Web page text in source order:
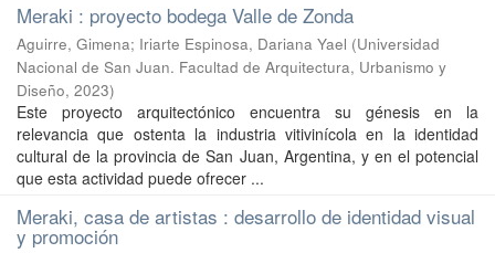
Meraki : proyecto bodega Valle de Zonda
Aguirre, Gimena; Iriarte Espinosa, Dariana Yael (Universidad
Nacional de San Juan. Facultad de Arquitectura, Urbanismo y
Diseño, 2023)
Este proyecto arquitectónico encuentra su génesis en la
relevancia que ostenta la industria vitivinícola en la identidad
cultural de la provincia de San Juan, Argentina, y en el potencial
que esta actividad puede ofrecer ...
Meraki, casa de artistas : desarrollo de identidad visual
y promoción